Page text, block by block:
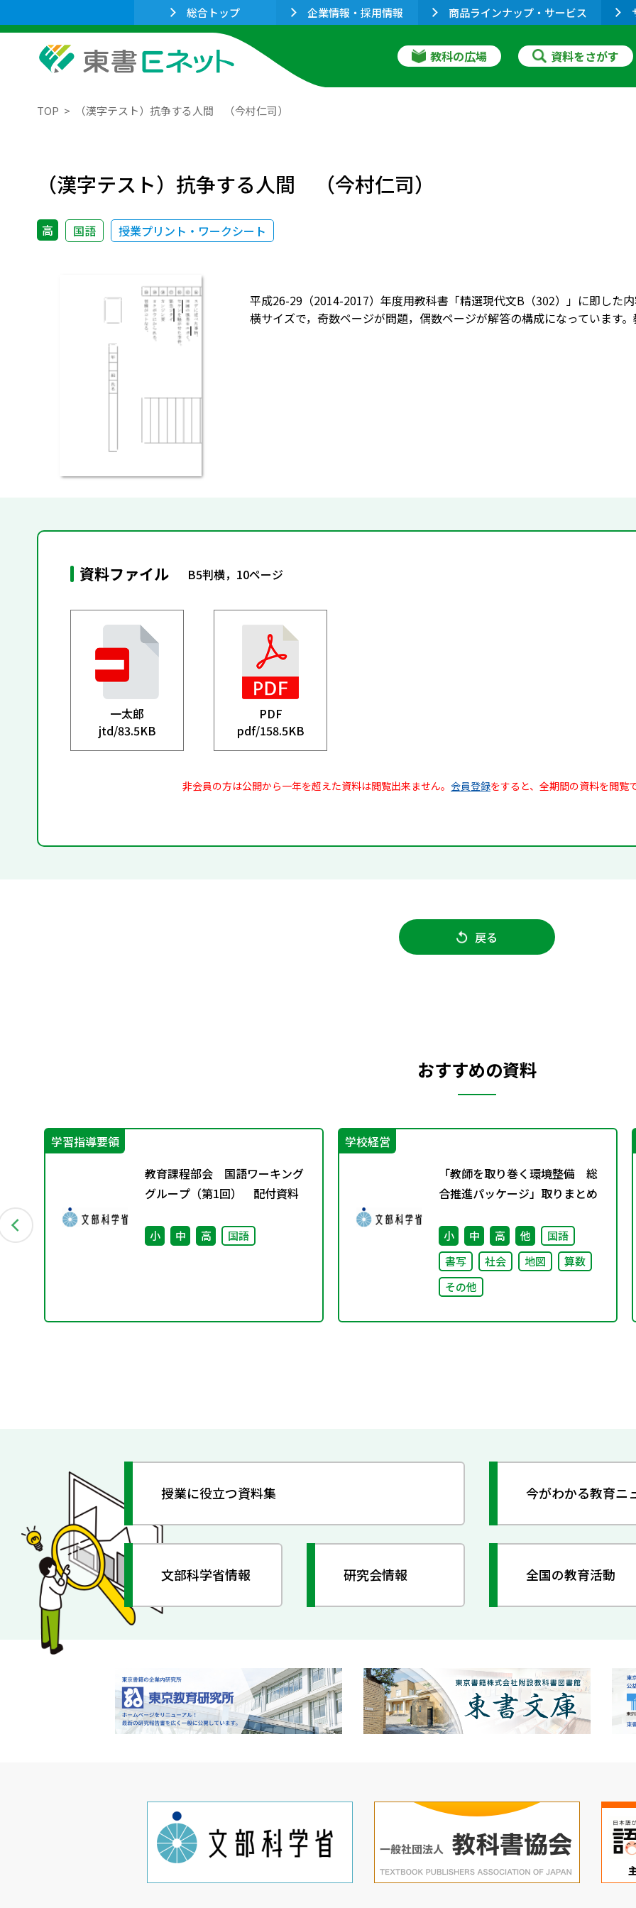
総合トップ 企業情報・採用情報 商品ラインナップ・サービス
教科の広場 資料をさがす
TOP （漢字テスト）抗争する人間 （今村仁司）
（漢字テスト）抗争する人間 （今村仁司）
高 国語 授業プリント・ワークシート
平成26-29（2014-2017）年度用教科書「精選現代文B（302）」に即した
横サイズで，奇数ページが問題，偶数ページが解答の構成になっています
資料ファイル B5判横，10ページ
一太郎
jtd/83.5KB
PDF
pdf/158.5KB
非会員の方は公開から一年を超えた資料は閲覧出来ません。 会員登録をすると、全期間の資料を閲覧
戻る
おすすめの資料
学習指導要領
教育課程部会 国語ワーキング
グループ（第1回） 配付資料
小 中 高 国語
学校経営
「教師を取り巻く環境整備 総
合推進パッケージ」取りまとめ
小 中 高 他
国語
書写
社会 地図
算数
その他
授業に役立つ資料集 今がわかる教育ニ
文部科学省情報 研究会情報 全国の教育活動